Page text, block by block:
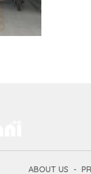
ABOUT US